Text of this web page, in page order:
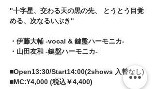
"十字星、交わる天の黒の先、 とうとう目覚
める、次なるいぶき"
・伊藤大輔 -vocal & 鍵盤ハーモニカ-
・山田友和 -鍵盤ハーモニカ-
■Open13:30/Start14:00(2shows 入替なし)
■MC:¥4,000 (税込￥4,400)